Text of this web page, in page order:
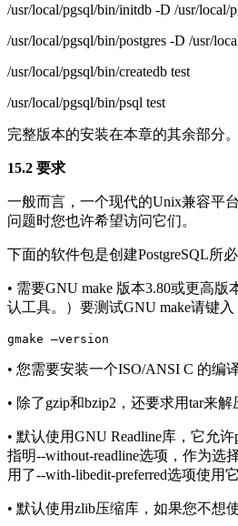
/usr/local/pgsql/bin/initdb -D /usr/local/
/usr/local/pgsql/bin/postgres -D /usr/
/usr/local/pgsql/bin/createdb test
/usr/local/pgsql/bin/psql test
完整版本的安装在本章的其余部分。
15.2 要求
一般而言，一个现代的Unix兼容平
问题时您也许希望访问它们。
下面的软件包是创建PostgreSQL所必
• 需要GNU make 版本3.80或更高
认工具。）要测试GNU make请键入
• 您需要安装一个ISO/ANSI C 的编
• 除了gzip和bzip2，还要求用tar来解
• 默认使用GNU Readline库，它允
指明--without-readline选项，作为选
用了--with-libedit-preferred选项使用
• 默认使用zlib压缩库，如果您不想